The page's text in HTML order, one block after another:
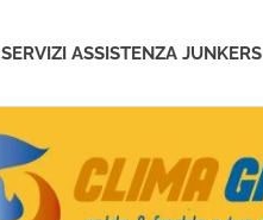
SERVIZI ASSISTENZA JUNKERS